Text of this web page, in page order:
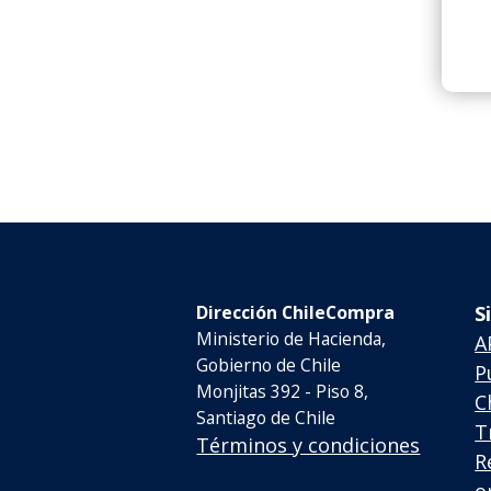
Dirección ChileCompra
Ministerio de Hacienda,
Gobierno de Chile
Monjitas 392 - Piso 8,
Santiago de Chile
Términos y condiciones